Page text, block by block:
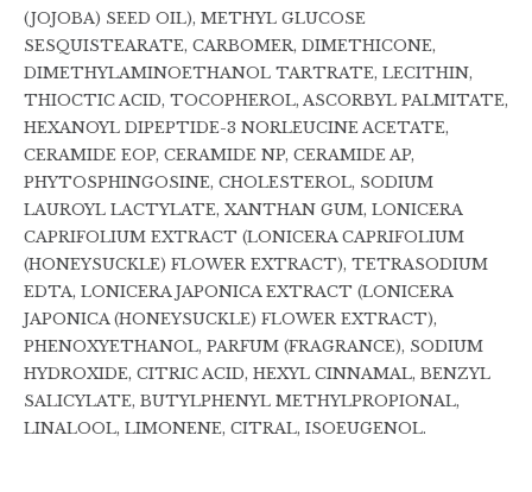
(JOJOBA) SEED OIL), METHYL GLUCOSE
SESQUISTEARATE, CARBOMER, DIMETHICONE,
DIMETHYLAMINOETHANOL TARTRATE, LECITHIN,
THIOCTIC ACID, TOCOPHEROL, ASCORBYL PALMITATE,
HEXANOYL DIPEPTIDE-3 NORLEUCINE ACETATE,
CERAMIDE EOP, CERAMIDE NP, CERAMIDE AP,
PHYTOSPHINGOSINE, CHOLESTEROL, SODIUM
LAUROYL LACTYLATE, XANTHAN GUM, LONICERA
CAPRIFOLIUM EXTRACT (LONICERA CAPRIFOLIUM
(HONEYSUCKLE) FLOWER EXTRACT), TETRASODIUM
EDTA, LONICERA JAPONICA EXTRACT (LONICERA
JAPONICA (HONEYSUCKLE) FLOWER EXTRACT),
PHENOXYETHANOL, PARFUM (FRAGRANCE), SODIUM
HYDROXIDE, CITRIC ACID, HEXYL CINNAMAL, BENZYL
SALICYLATE, BUTYLPHENYL METHYLPROPIONAL,
LINALOOL, LIMONENE, CITRAL, ISOEUGENOL.